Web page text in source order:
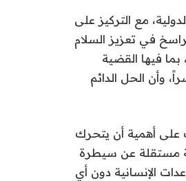
مع التركيز على
في تعزيز السلام
فيها القضية
وأن الحل الدائم
على أهمية أن يتحرك
مستقلة عن سيطرة
الإنسانية دون أي